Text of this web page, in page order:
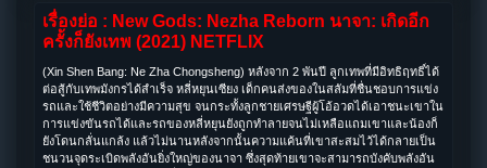
เรื่องย่อ : New Gods: Nezha Reborn นาจา: เกิดอีก
ครั้งก็ยังเทพ (2021) NETFLIX
(Xin Shen Bang: Ne Zha Chongsheng) หลังจาก 2 พันปี ลูกเทพที่มีอิทธิฤทธิ์ได้
ต่อสู้กับเทพมังกรได้สำเร็จ หลี่หยุนเซียง เด็กคนส่งของในสลัมที่ชื่นชอบการแข่ง
รถและใช้ชีวิตอย่างมีความสุข จนกระทั้งลูกชายเศรษฐีผู้โอ้อวดได้เอาชนะเขาใน
การแข่งขันรถได้และรถของหลี่หยุนยังถูกทำลายจนไม่เหลือแถมเขาและน้องก็
ยังโดนกลั่นแกล้ง แล้วไม่นานหลังจากนั้นความแค้นที่เขาสะสมไว้ได้กลายเป็น
ชนวนจุดระเบิดพลังอันยิ่งใหญ่ของนาจา ซึ่งสุดท้ายเขาจะสามารถบังคับพลังอัน